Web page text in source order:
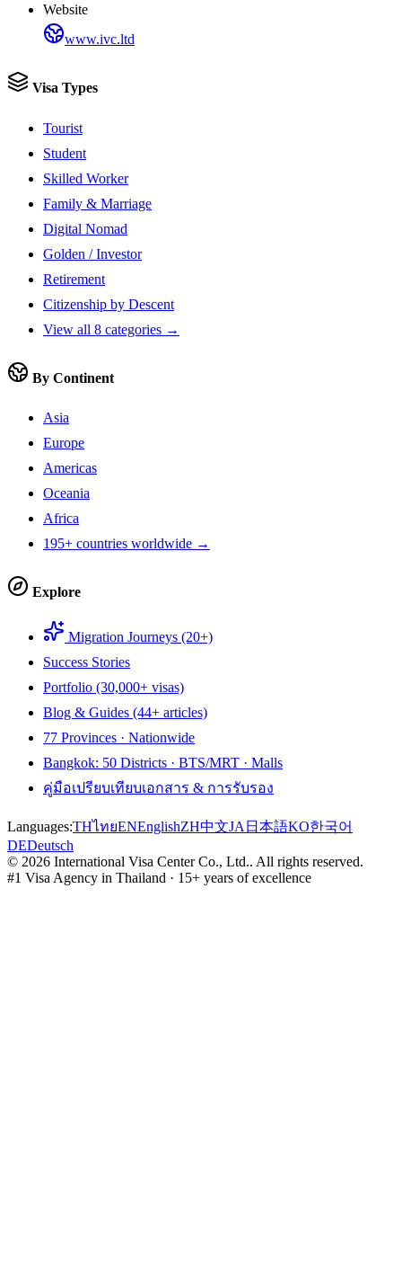
Website
www.ivc.ltd
Visa Types
Tourist
Student
Skilled Worker
Family & Marriage
Digital Nomad
Golden / Investor
Retirement
Citizenship by Descent
View all 8 categories →
By Continent
Asia
Europe
Americas
Oceania
Africa
195+ countries worldwide →
Explore
Migration Journeys (20+)
Success Stories
Portfolio (30,000+ visas)
Blog & Guides (44+ articles)
77 Provinces · Nationwide
Bangkok: 50 Districts · BTS/MRT · Malls
คู่มือเปรียบเทียบเอกสาร & การรับรอง
Languages:THไทยENEnglishZH中文JA 日本語KO한국어
DEDeutsch
© 2026 International Visa Center Co., Ltd.. All rights reserved.
#1 Visa Agency in Thailand · 15+ years of excellence